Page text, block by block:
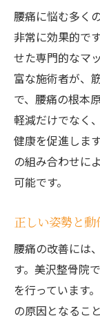
腰痛に悩む多く
非常に効果的で
せた専門的なマ
富な施術者が、
で、腰痛の根本
軽減だけでなく
健康を促進しま
の組み合わせに
可能です。
正しい姿勢と
腰痛の改善には
す。美沢整骨院
を行っています
の原因となるこ